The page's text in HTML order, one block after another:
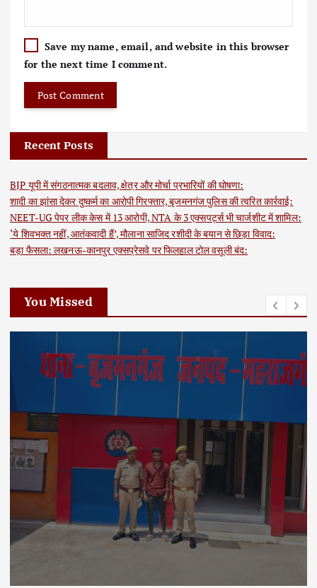
Save my name, email, and website in this browser
for the next time I comment.
Recent Posts
BJP यूपी में संगठनात्मक बदलाव, क्षेत्र और मोर्चा प्रभारियों की घोषणा:
शादी का झांसा देकर दुष्कर्म का आरोपी गिरफ्तार, बृजमनगंज पुलिस की त्वरित कार्रवाई:
NEET-UG पेपर लीक केस में 13 आरोपी, NTA के 3 एक्सपर्ट्स भी चार्जशीट में शामिल:
‘ये शिवभक्त नहीं, आतंकवादी हैं’, मौलाना साजिद रशीदी के बयान से छिड़ा विवाद:
बड़ा फैसला: लखनऊ-कानपुर एक्सप्रेसवे पर फिलहाल टोल वसूली बंद:
You Missed